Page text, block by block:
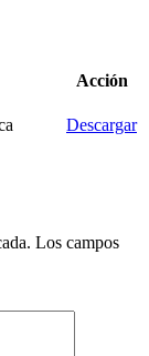
Acción
Descargar
Los campos